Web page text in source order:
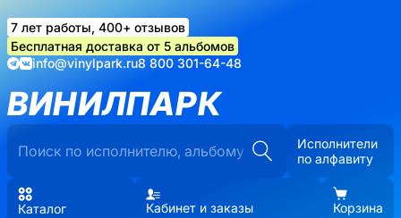
7 лет работы, 400+ отзывов
Бесплатная доставка от 5 альбомов
info@vinylpark.ru8 800 301-64-48
ВИНИЛПАРК
Исполнители
по алфавиту
Каталог Кабинет и заказы Корзина